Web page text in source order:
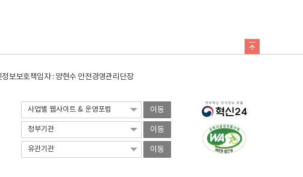
정보보호책임자 : 양현수 안전경영관리단장
이동
이동
이동